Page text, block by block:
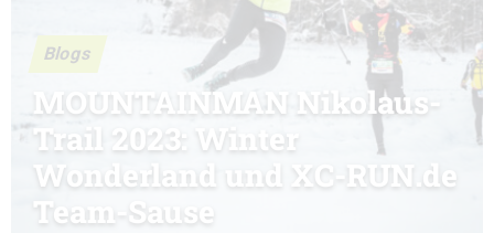
Blogs
MOUNTAINMAN Nikolaus-
Trail 2023: Winter
Wonderland und XC-RUN.de
Team-Sause